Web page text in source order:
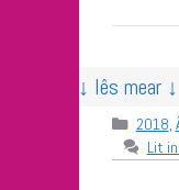
↓ lês mear ↓
2018,
Lit